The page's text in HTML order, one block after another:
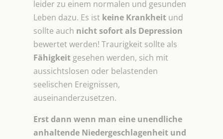
leider zu einem normalen und gesunden
Leben dazu. Es ist keine Krankheit und
sollte auch nicht sofort als Depression
bewertet werden! Traurigkeit sollte als
Fähigkeit gesehen werden, sich mit
aussichtslosen oder belastenden
seelischen Ereignissen,
auseinanderzusetzen.
Erst dann wenn man eine unendliche
anhaltende Niedergeschlagenheit und